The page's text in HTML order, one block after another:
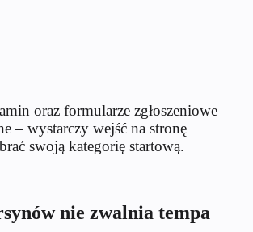
oraz formularze zgłoszeniowe
– wystarczy wejść na stronę
swoją kategorię startową.
nie zwalnia tempa